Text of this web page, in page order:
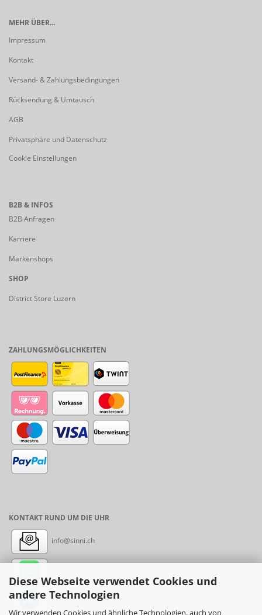
Diese Webseite verwendet Cookies und
andere Technologien
Wir verwenden Cookies und ähnliche Technologien, auch von
MEHR ÜBER...
Impressum
Kontakt
Versand- & Zahlungsbedingungen
Rücksendung & Umtausch
AGB
Privatsphäre und Datenschutz
Cookie Einstellungen
B2B & INFOS
B2B Anfragen
Karriere
Markenshops
SHOP
District Store Luzern
ZAHLUNGSMÖGLICHKEITEN
KONTAKT RUND UM DIE UHR
info@sinni.ch
Messenger: sinni.ch